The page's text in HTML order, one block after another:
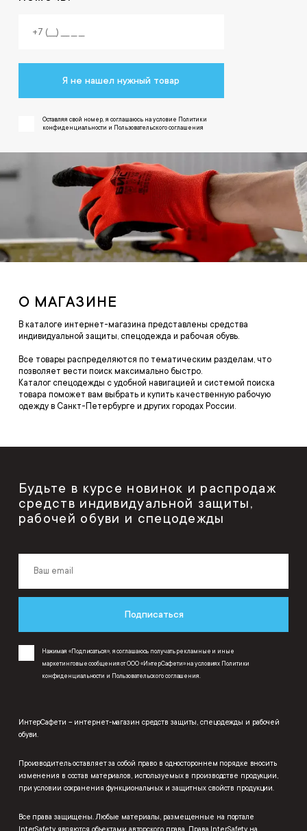
Я не нашел нужный товар
Оставляя свой номер, я соглашаюсь на условие Политики
конфиденциальности и Пользовательского соглашения
О МАГАЗИНЕ
В каталоге интернет-магазина представлены средства
индивидуальной защиты, спецодежда и рабочая обувь.
Все товары распределяются по тематическим разделам, что
позволяет вести поиск максимально быстро.
Каталог спецодежды с удобной навигацией и системой поиска
товара поможет вам выбрать и купить качественную рабочую
одежду в Санкт-Петербурге и других городах России.
Будьте в курсе новинок и распродаж
средств индивидуальной защиты,
рабочей обуви и спецодежды
Подписаться
Нажимая «Подписаться», я соглашаюсь получать рекламные и иные
маркетинговые сообщения от ООО «ИнтерСафети» на условиях Политики
конфиденциальности и Пользовательского соглашения.
ИнтерСафети – интернет-магазин средств защиты, спецодежды и рабочей
обуви.
Производитель оставляет за собой право в одностороннем порядке вносить
изменения в состав материалов, используемых в производстве продукции,
при условии сохранения функциональных и защитных свойств продукции.
Все права защищены. Любые материалы, размещенные на портале